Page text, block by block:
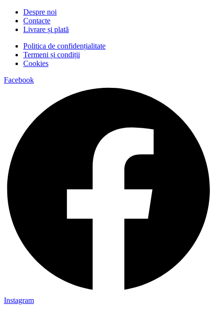
Despre noi
Contacte
Livrare și plată
Politica de confidențialitate
Termeni și condiții
Cookies
Facebook
Instagram